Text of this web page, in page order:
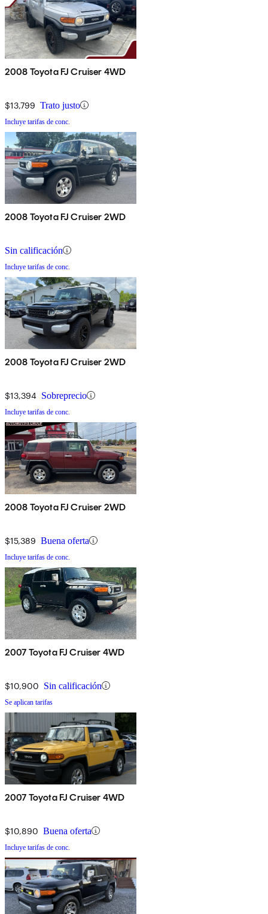
2008 Toyota FJ Cruiser 4WD
$13,799 Trato justo
Incluye tarifas de conc.
2008 Toyota FJ Cruiser 2WD
Sin calificación
Incluye tarifas de conc.
2008 Toyota FJ Cruiser 2WD
$13,394 Sobreprecio
Incluye tarifas de conc.
2008 Toyota FJ Cruiser 2WD
$15,389 Buena oferta
Incluye tarifas de conc.
2007 Toyota FJ Cruiser 4WD
$10,900 Sin calificación
Se aplican tarifas
2007 Toyota FJ Cruiser 4WD
$10,890 Buena oferta
Incluye tarifas de conc.